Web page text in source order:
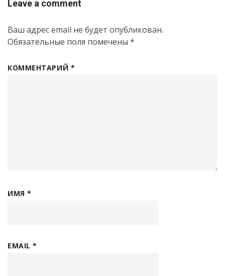
Leave a comment
Ваш адрес email не будет опубликован.
Обязательные поля помечены *
КОММЕНТАРИЙ *
ИМЯ*
EMAIL*